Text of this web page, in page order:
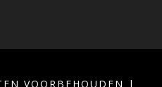
VOORBEHOUDEN |